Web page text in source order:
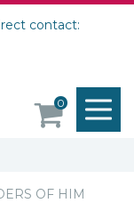
contact:
0
OF HIM